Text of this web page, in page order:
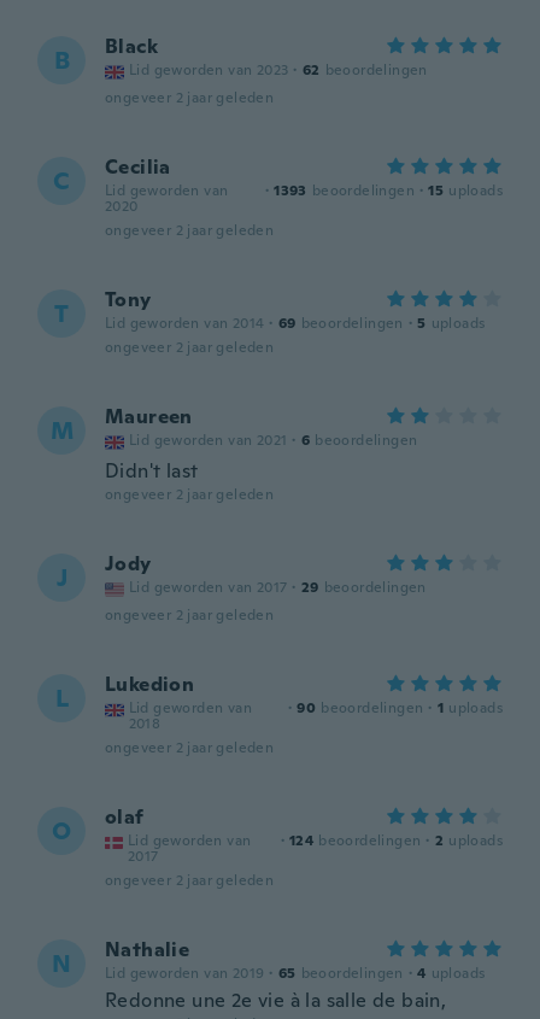
B Black
Lid geworden van 2023 · 62 beoordelingen
ongeveer 2 jaar geleden
C Cecilia
Lid geworden van
2020
· 1393 beoordelingen · 15 uploads
ongeveer 2 jaar geleden
T Tony
Lid geworden van 2014 · 69 beoordelingen · 5 uploads
ongeveer 2 jaar geleden
M Maureen
Lid geworden van 2021 · 6 beoordelingen
Didn't last
ongeveer 2 jaar geleden
J Jody
Lid geworden van 2017 · 29 beoordelingen
ongeveer 2 jaar geleden
L Lukedion
Lid geworden van
2018
· 90 beoordelingen · 1 uploads
ongeveer 2 jaar geleden
O olaf
Lid geworden van
2017
· 124 beoordelingen · 2 uploads
ongeveer 2 jaar geleden
N Nathalie
Lid geworden van 2019 · 65 beoordelingen · 4 uploads
Redonne une 2e vie à la salle de bain,